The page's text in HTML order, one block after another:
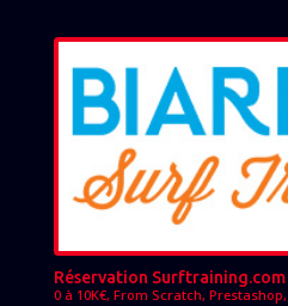
Réservation Surftraining.com
0 à 10K€, From Scratch, Prestashop,